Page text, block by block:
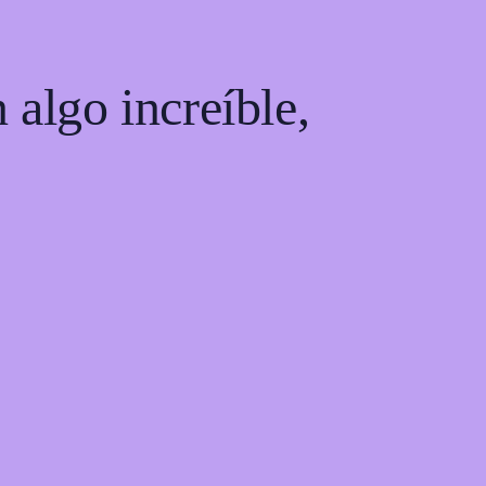
algo increíble,